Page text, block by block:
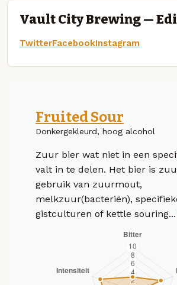
Vault City Brewing —
TwitterFacebookInstagram
Fruited Sour
Donkergekleurd, hoog alcohol
Zuur bier wat niet in een
valt in te delen. Het bier is
gebruik van zuurmout,
melkzuur(bacteriën),
gistculturen of kettle souring...